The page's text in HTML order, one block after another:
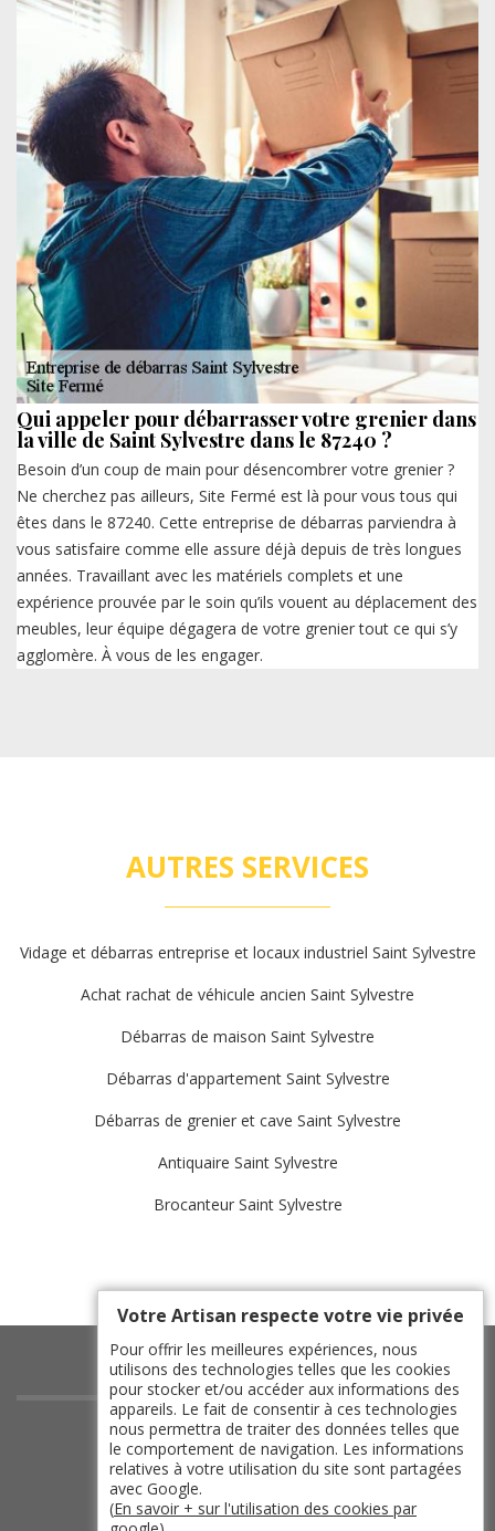
Qui appeler pour débarrasser votre grenier dans
la ville de Saint Sylvestre dans le 87240 ?
Besoin d’un coup de main pour désencombrer votre grenier ?
Ne cherchez pas ailleurs, Site Fermé est là pour vous tous qui
êtes dans le 87240. Cette entreprise de débarras parviendra à
vous satisfaire comme elle assure déjà depuis de très longues
années. Travaillant avec les matériels complets et une
expérience prouvée par le soin qu’ils vouent au déplacement des
meubles, leur équipe dégagera de votre grenier tout ce qui s’y
agglomère. À vous de les engager.
AUTRES SERVICES
Vidage et débarras entreprise et locaux industriel Saint Sylvestre
Achat rachat de véhicule ancien Saint Sylvestre
Débarras de maison Saint Sylvestre
Débarras d'appartement Saint Sylvestre
Débarras de grenier et cave Saint Sylvestre
Antiquaire Saint Sylvestre
Brocanteur Saint Sylvestre
indisponible
indisponible
indisponible
Votre Artisan respecte votre vie privée
Pour offrir les meilleures expériences, nous
utilisons des technologies telles que les cookies
pour stocker et/ou accéder aux informations des
appareils. Le fait de consentir à ces technologies
nous permettra de traiter des données telles que
le comportement de navigation. Les informations
relatives à votre utilisation du site sont partagées
avec Google.
(En savoir + sur l'utilisation des cookies par